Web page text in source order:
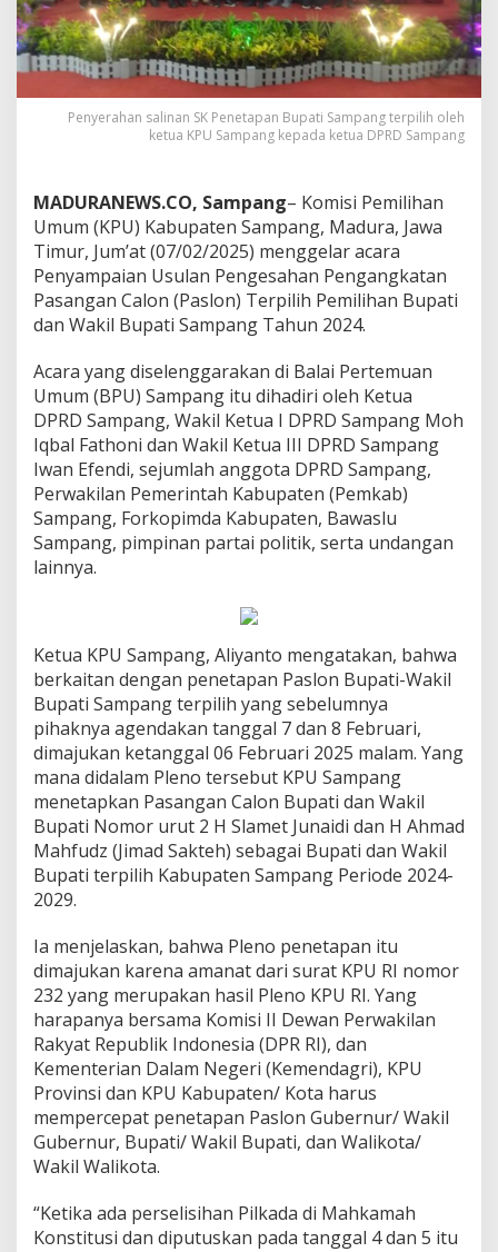
Penyerahan salinan SK Penetapan Bupati Sampang terpilih oleh
ketua KPU Sampang kepada ketua DPRD Sampang
MADURANEWS.CO, Sampang– Komisi Pemilihan
Umum (KPU) Kabupaten Sampang, Madura, Jawa
Timur, Jum’at (07/02/2025) menggelar acara
Penyampaian Usulan Pengesahan Pengangkatan
Pasangan Calon (Paslon) Terpilih Pemilihan Bupati
dan Wakil Bupati Sampang Tahun 2024.
Acara yang diselenggarakan di Balai Pertemuan
Umum (BPU) Sampang itu dihadiri oleh Ketua
DPRD Sampang, Wakil Ketua I DPRD Sampang Moh
Iqbal Fathoni dan Wakil Ketua III DPRD Sampang
Iwan Efendi, sejumlah anggota DPRD Sampang,
Perwakilan Pemerintah Kabupaten (Pemkab)
Sampang, Forkopimda Kabupaten, Bawaslu
Sampang, pimpinan partai politik, serta undangan
lainnya.
Ketua KPU Sampang, Aliyanto mengatakan, bahwa
berkaitan dengan penetapan Paslon Bupati-Wakil
Bupati Sampang terpilih yang sebelumnya
pihaknya agendakan tanggal 7 dan 8 Februari,
dimajukan ketanggal 06 Februari 2025 malam. Yang
mana didalam Pleno tersebut KPU Sampang
menetapkan Pasangan Calon Bupati dan Wakil
Bupati Nomor urut 2 H Slamet Junaidi dan H Ahmad
Mahfudz (Jimad Sakteh) sebagai Bupati dan Wakil
Bupati terpilih Kabupaten Sampang Periode 2024-
2029.
Ia menjelaskan, bahwa Pleno penetapan itu
dimajukan karena amanat dari surat KPU RI nomor
232 yang merupakan hasil Pleno KPU RI. Yang
harapanya bersama Komisi II Dewan Perwakilan
Rakyat Republik Indonesia (DPR RI), dan
Kementerian Dalam Negeri (Kemendagri), KPU
Provinsi dan KPU Kabupaten/ Kota harus
mempercepat penetapan Paslon Gubernur/ Wakil
Gubernur, Bupati/ Wakil Bupati, dan Walikota/
Wakil Walikota.
“Ketika ada perselisihan Pilkada di Mahkamah
Konstitusi dan diputuskan pada tanggal 4 dan 5 itu